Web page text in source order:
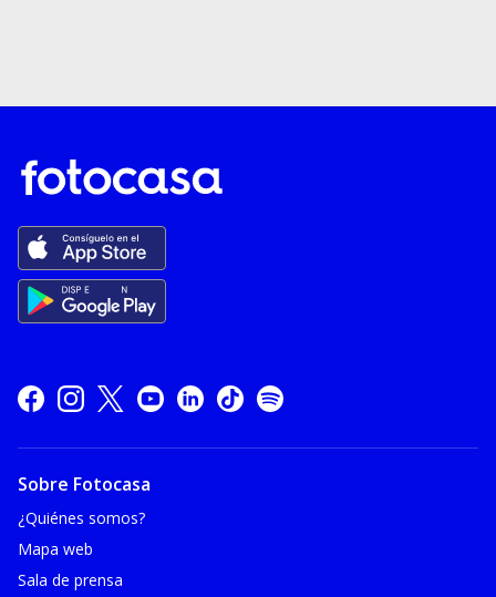
Sobre Fotocasa
¿Quiénes somos?
Mapa web
Sala de prensa